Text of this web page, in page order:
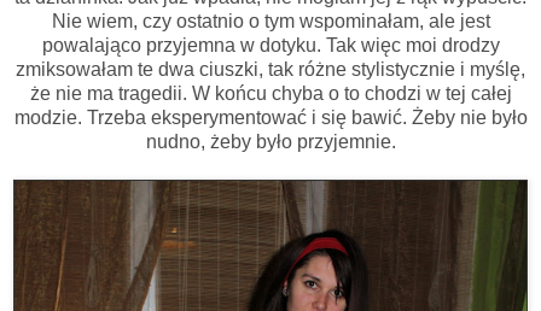
Nie wiem, czy ostatnio o tym wspominałam, ale jest
powalająco przyjemna w dotyku. Tak więc moi drodzy
zmiksowałam te dwa ciuszki, tak różne stylistycznie i myślę,
że nie ma tragedii. W końcu chyba o to chodzi w tej całej
modzie. Trzeba eksperymentować i się bawić. Żeby nie było
nudno, żeby było przyjemnie.